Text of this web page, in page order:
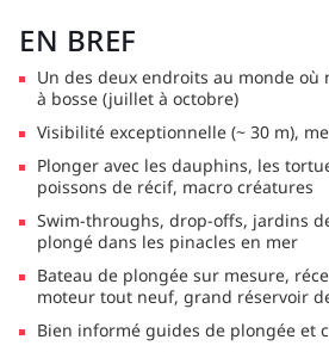
EN BREF
Un des deux endroits au monde où
à bosse (juillet à octobre)
Visibilité exceptionnelle (~ 30 m),
Plonger avec les dauphins, les
poissons de récif, macro créatures
Swim-throughs, drop-offs, jardins
plongé dans les pinacles en mer
Bateau de plongée sur mesure,
moteur tout neuf, grand réservoir
Bien informé guides de plongée et